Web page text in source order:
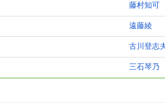
藤村知可
遠藤綾
古川登志
三石琴乃